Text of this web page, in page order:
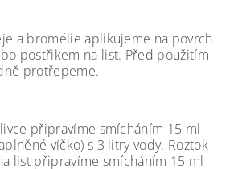
a bromélie aplikujeme na povrch
postřikem na list. Před použitím
protřepeme.
připravíme smícháním 15 ml
víčko) s 3 litry vody. Roztok
list připravíme smícháním 15 ml